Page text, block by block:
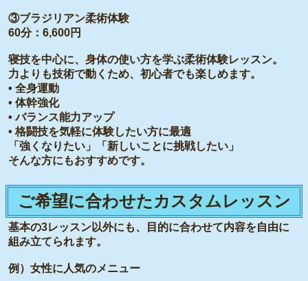
③ブラジリアン柔術体験
60分：6,600円
寝技を中心に、身体の使い方を学ぶ柔術体験レッスン。
力よりも技術で動くため、初心者でも楽しめます。
• 全身運動
• 体幹強化
• バランス能力アップ
• 格闘技を気軽に体験したい方に最適
「強くなりたい」「新しいことに挑戦したい」
そんな方にもおすすめです。
ご希望に合わせたカスタムレッスン
基本の3レッスン以外にも、目的に合わせて内容を自由に
組み立てられます。
例）女性に人気のメニュー